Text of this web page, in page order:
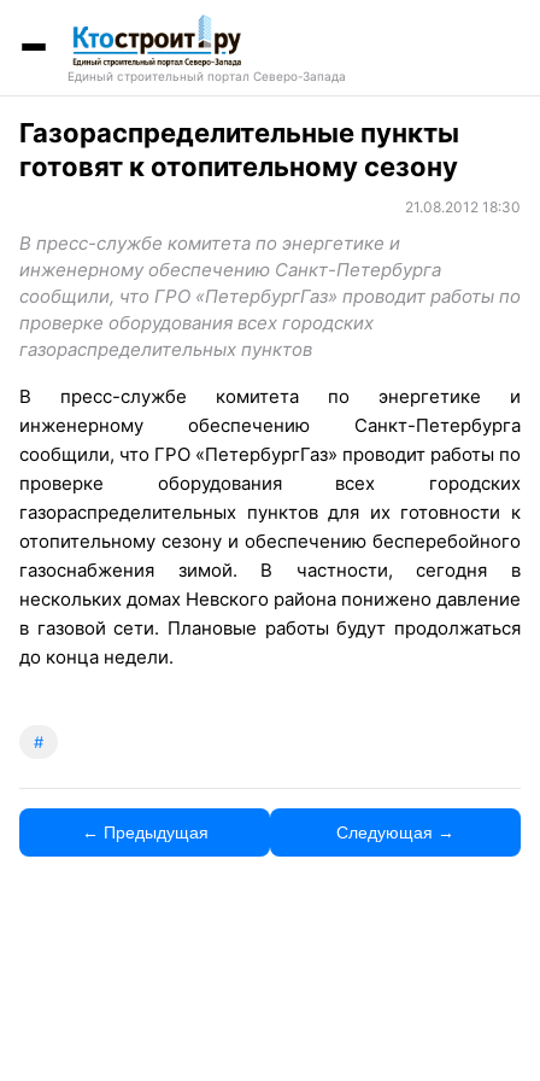
Единый строительный портал Северо-Запада
Газораспределительные пункты
готовят к отопительному сезону
21.08.2012 18:30
В пресс-службе комитета по энергетике и
инженерному обеспечению Санкт-Петербурга
сообщили, что ГРО «ПетербургГаз» проводит работы по
проверке оборудования всех городских
газораспределительных пунктов
В пресс-службе комитета по энергетике и
инженерному обеспечению Санкт-Петербурга
сообщили, что ГРО «ПетербургГаз» проводит работы по
проверке оборудования всех городских
газораспределительных пунктов для их готовности к
отопительному сезону и обеспечению бесперебойного
газоснабжения зимой. В частности, сегодня в
нескольких домах Невского района понижено давление
в газовой сети. Плановые работы будут продолжаться
до конца недели.
#
← Предыдущая Следующая →